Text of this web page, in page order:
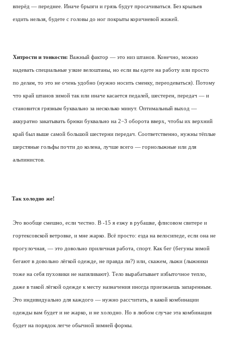
вперёд — переднее. Иначе брызги и грязь будут просачиваться. Без крыльев
ездить нельзя, будете с головы до ног покрыты коричневой жижей.
Хитрости и тонкости: Важный фактор — это низ штанов. Конечно, можно
надевать специальные узкие велоштаны, но если вы едете на работу или просто
по делам, то это не очень удобно (нужно носить сменку, переодеваться). Потому
что край штанов зимой так или иначе касается педалей, шестерен, передач — и
становится грязным буквально за несколько минут. Оптимальный выход —
аккуратно закатывать брюки буквально на 2−3 оборота вверх, чтобы их верхний
край был выше самой большой шестерни передач. Соответственно, нужны тёплые
шерстяные гольфы почти до колена, лучше всего — горнолыжные или для
альпинистов.
Так холодно же!
Это вообще смешно, если честно. В -15 я езжу в рубашке, флисовом свитере и
гортексовской ветровке, и мне жарко. Всё просто: езда на велосипеде, если она не
прогулочная, — это довольно приличная работа, спорт. Как бег (бегуны зимой
бегают в довольно лёгкой одежде, не правда ли?) или, скажем, лыжи (лыжники
тоже на себя пуховики не напяливают). Тело вырабатывает избыточное тепло,
даже в такой лёгкой одежде к месту назначения иногда приезжаешь запаренным.
Это индивидуально для каждого — нужно рассчитать, в какой комбинации
одежды вам будет и не жарко, и не холодно. Но в любом случае эта комбинация
будет на порядок легче обычной зимней формы.